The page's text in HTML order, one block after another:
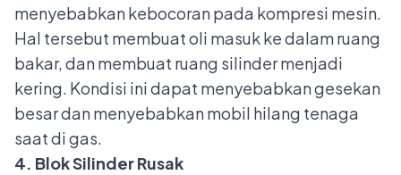
menyebabkan kebocoran pada kompresi mesin.
Hal tersebut membuat oli masuk ke dalam ruang
bakar, dan membuat ruang silinder menjadi
kering. Kondisi ini dapat menyebabkan gesekan
besar dan menyebabkan mobil hilang tenaga
saat di gas.
4. Blok Silinder Rusak